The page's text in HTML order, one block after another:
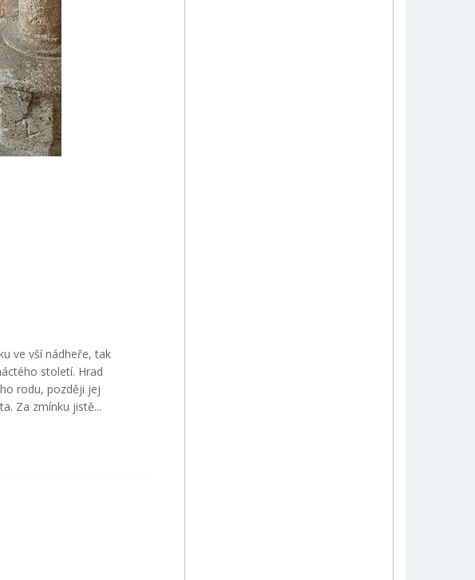
ve vší nádheře, tak
století. Hrad
rodu, později jej
Za zmínku jistě...